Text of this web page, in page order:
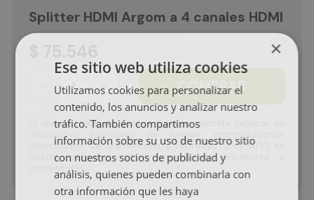
Splitter HDMI Argom a 4 canales HDMI
＋ COMPRAR
El divisor HDMI de cuatro canales permite replicar un
dispositivo (consolas de juegos, computadoras,
dispositivos de transmisión y reproductores A/V) en
cuatro pantallas, como monitores, televisores o
proyectores.
×
Ese sitio web utiliza cookies
Utilizamos cookies para personalizar el
contenido, los anuncios y analizar nuestro
tráfico. También compartimos
información sobre su uso de nuestro sitio
con nuestros socios de publicidad y
análisis, quienes pueden combinarla con
otra información que les haya